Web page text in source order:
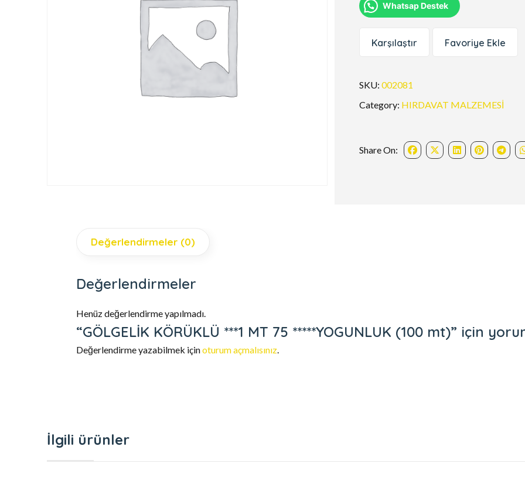
Whatsap Destek
Karşılaştır Favoriye Ekle
SKU:002081
Category: HIRDAVAT MALZEMESİ
Share On:
Değerlendirmeler (0)
Değerlendirmeler
Henüz değerlendirme yapılmadı.
“GÖLGELİK KÖRÜKLÜ ***1 MT 75 *****YOGUNLUK (100 mt)” için
Değerlendirme yazabilmek içinoturum açmalısınız.
İlgili ürünler